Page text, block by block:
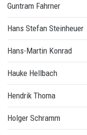
Guntram Fahrner
Hans Stefan Steinheuer
Hans-Martin Konrad
Hauke Hellbach
Hendrik Thoma
Holger Schramm